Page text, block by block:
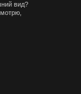
вид?